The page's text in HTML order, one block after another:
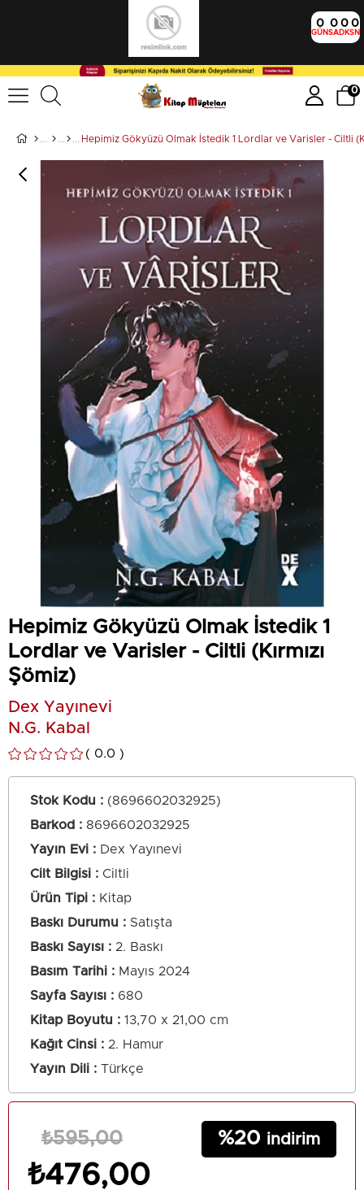
0
GÜN
0
SA
0
DK
0
SN
0
Hepimiz Gökyüzü Olmak İstedik 1
Lordlar ve Varisler - Ciltli (Kırmızı
Şömiz)
Dex Yayınevi
N.G. Kabal
0.0
Stok Kodu
(8696602032925)
Barkod : 8696602032925
Yayın Evi
Dex Yayınevi
Cilt Bilgisi
Ciltli
Ürün Tipi
Kitap
Baskı Durumu
Satışta
Baskı Sayısı
2. Baskı
Basım Tarihi
Mayıs 2024
Sayfa Sayısı
680
Kitap Boyutu
13,70 x 21,00 cm
Kağıt Cinsi
2. Hamur
Yayın Dili
Türkçe
₺595,00
₺476,00
20